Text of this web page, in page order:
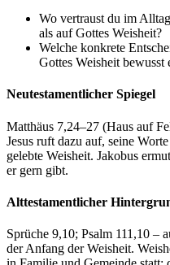
Wo vertraust du im
als auf Gottes Weisheit?
Welche konkrete
Gottes Weisheit bewusst
Neutestamentlicher Spiegel
Matthäus 7,24–27 (Haus auf
Jesus ruft dazu auf, seine
gelebte Weisheit. Jakobus
er gern gibt.
Alttestamentlicher
Sprüche 9,10; Psalm 111,10 –
der Anfang der Weisheit.